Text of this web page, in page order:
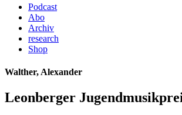
Zum
Inhalt
springen
Podcast
Abo
Archiv
research
Shop
Walther, Alexander
Leonberger